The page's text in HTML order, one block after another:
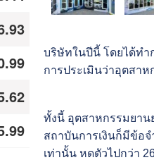
บริษัทในปีนี้ โดยได้ทำ
การประเมินว่าอุตสาห
ทั้งนี้ อุตสาหกรรมยาน
สถาบันการเงินก็มีข้อ
เท่านั้น หดตัวไปกว่า